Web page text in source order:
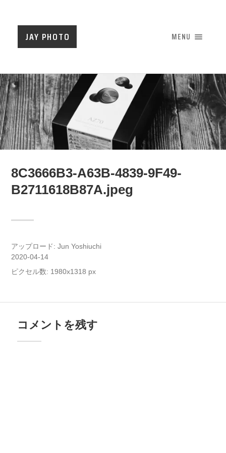
JAY PHOTO MENU
8C3666B3-A63B-4839-9F49-
B2711618B87A.jpeg
アップロード:Jun Yoshiuchi
2020-04-14
ピクセル数: 1980x1318 px
コメントを残す